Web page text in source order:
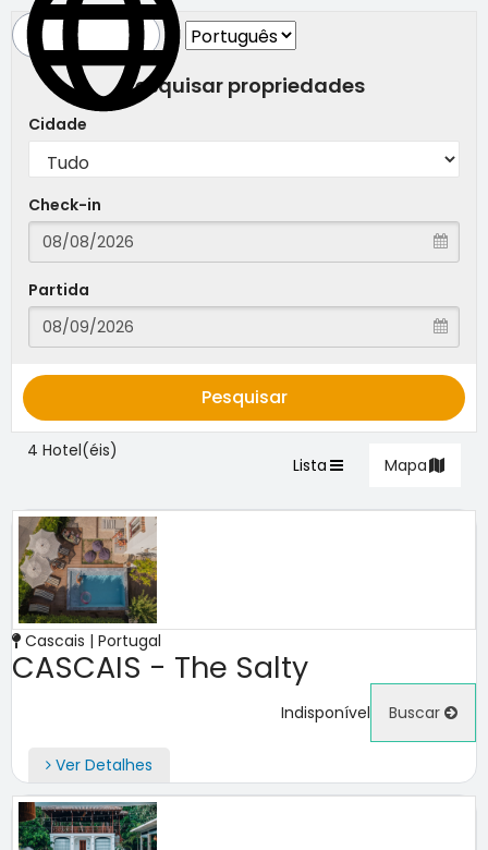
Pesquisar propriedades
Cidade
Check-in
Partida
Pesquisar
4 Hotel(éis)
Lista Mapa
Cascais | Portugal
CASCAIS - The Salty
Indisponível Buscar
Ver Detalhes